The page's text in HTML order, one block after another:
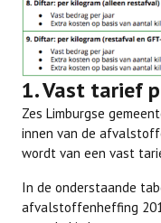
1. Vast tarief
Zes Limburgse
innen van de
wordt van een vast
In de onderstaande
afvalstoffenheffing